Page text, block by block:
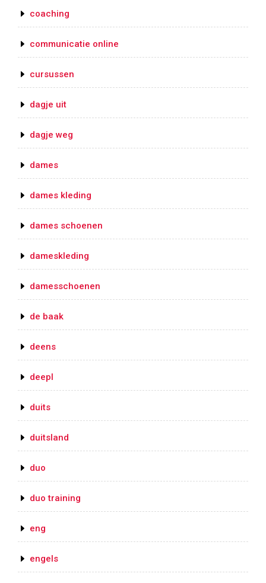
coaching
communicatie online
cursussen
dagje uit
dagje weg
dames
dames kleding
dames schoenen
dameskleding
damesschoenen
de baak
deens
deepl
duits
duitsland
duo
duo training
eng
engels